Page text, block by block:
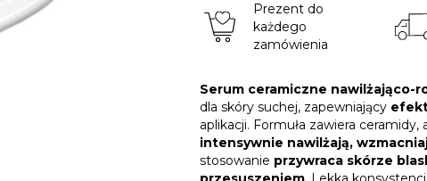
Prezent do
każdego
zamówienia
Serum ceramiczne nawilżająco-
dla skóry suchej, zapewniający
aplikacji. Formuła zawiera
intensywnie nawilżają,
stosowanie przywraca skórze